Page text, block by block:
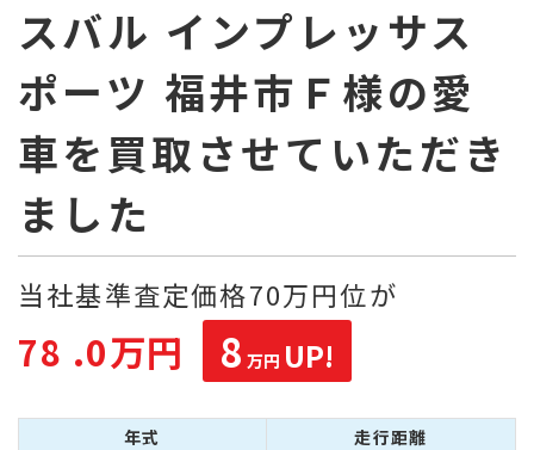
スバル インプレッサス
ポーツ 福井市Ｆ様の愛
車を買取させていただき
ました
当社基準査定価格70万円位が
78 .0万円 8 万円 UP!
年式 走行距離